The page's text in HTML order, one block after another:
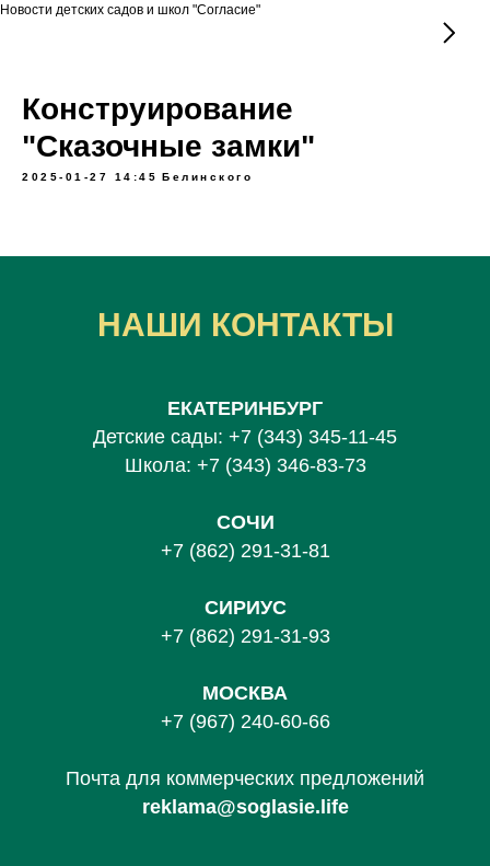
Новости детских садов и школ "Согласие"
Конструирование
"Сказочные замки"
2025-01-27 14:45 Белинского
НАШИ КОНТАКТЫ
ЕКАТЕРИНБУРГ
Детские сады: +7 (343) 345-11-45
Школа: +7 (343) 346-83-73
СОЧИ
+7 (862) 291-31-81
СИРИУС
+7 (862) 291-31-93
МОСКВА
+7 (967) 240-60-66
Почта для коммерческих предложений
reklama@soglasie.life